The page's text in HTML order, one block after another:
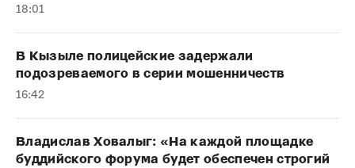
18:01
В Кызыле полицейские задержали
подозреваемого в серии мошенничеств
16:42
Владислав Ховалыг: «На каждой площадке
буддийского форума будет обеспечен строгий